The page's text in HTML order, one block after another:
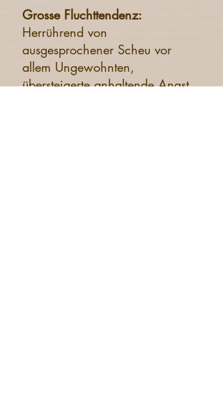
Grosse Fluchttendenz:
Herrührend von
ausgesprochener Scheu vor
allem Ungewohnten,
übersteigerte anhaltende Angst